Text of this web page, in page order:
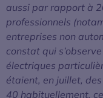
aussi par rapport à
professionnels
entreprises non
constat qui
électriques
étaient, en juillet,
40 habituellement,